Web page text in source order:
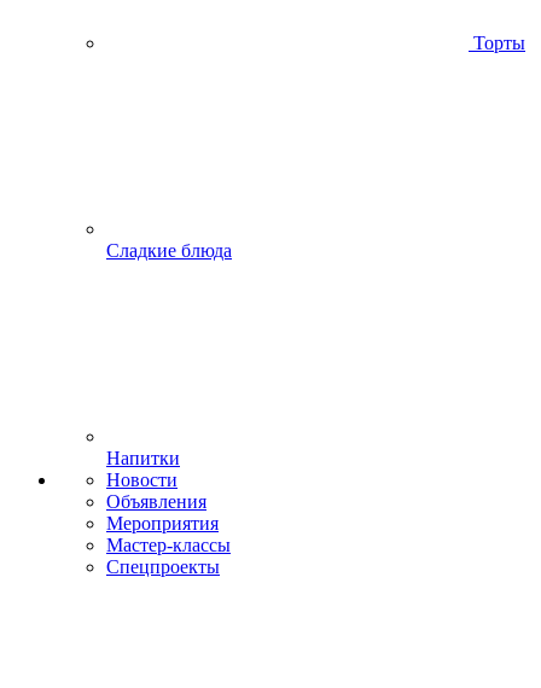
Торты
Сладкие блюда
Напитки
Новости
Объявления
Мероприятия
Мастер-классы
Спецпроекты